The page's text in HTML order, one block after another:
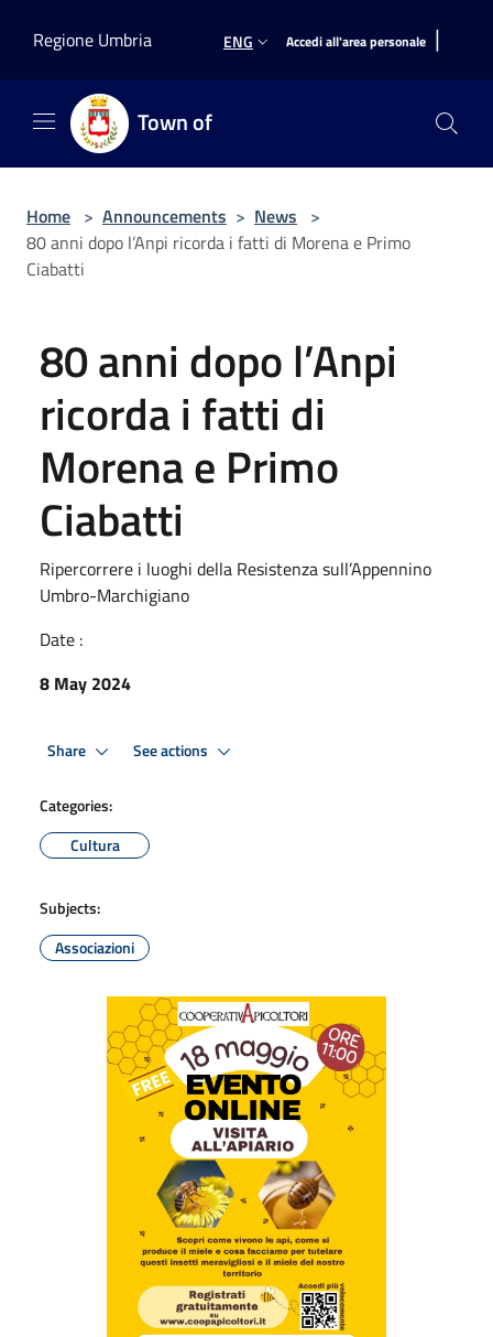
Regione Umbria
ENG Accedi all'area personale |
Town of
Home > Announcements > News >
80 anni dopo l’Anpi ricorda i fatti di Morena e Primo
Ciabatti
80 anni dopo l’Anpi
ricorda i fatti di
Morena e Primo
Ciabatti
Ripercorrere i luoghi della Resistenza sull’Appennino
Umbro-Marchigiano
Date :
8 May 2024
Share See actions
Categories:
Cultura
Subjects:
Associazioni